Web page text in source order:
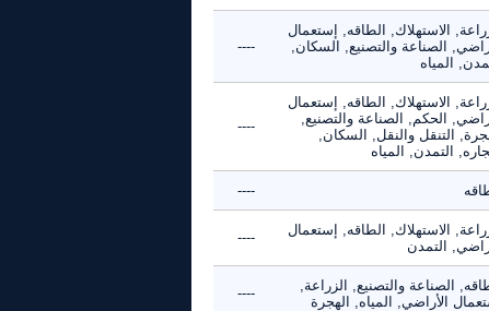
الاستهلاك, الطاقه, إستعمال
الصناعة والتصنيع, السكان,
المياه
----
الاستهلاك, الطاقه, إستعمال
الحكم, الصناعة والتصنيع,
التنقل والنقل, السكان,
التمدن, المياه
----
----
الاستهلاك, الطاقه, إستعمال
التمدن
----
الصناعة والتصنيع, الزراعة,
الأراضي, المياه, الهجرة
----